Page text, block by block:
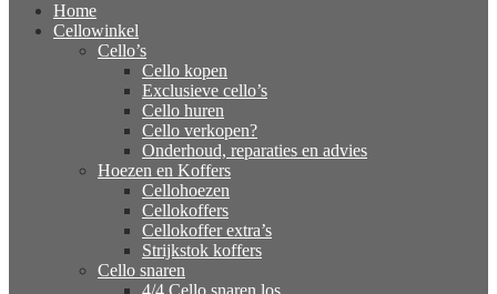
Home
Cellowinkel
Cello’s
Cello kopen
Exclusieve cello’s
Cello huren
Cello verkopen?
Onderhoud, reparaties en advies
Hoezen en Koffers
Cellohoezen
Cellokoffers
Cellokoffer extra’s
Strijkstok koffers
Cello snaren
4/4 Cello snaren los